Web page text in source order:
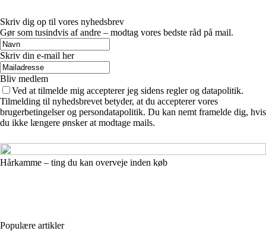
Skriv dig op til vores nyhedsbrev
Gør som tusindvis af andre – modtag vores bedste råd på mail.
Skriv din e-mail her
Bliv medlem
Ved at tilmelde mig accepterer jeg sidens regler og datapolitik.
Tilmelding til nyhedsbrevet betyder, at du accepterer vores
brugerbetingelser og persondatapolitik. Du kan nemt framelde dig, hvis
du ikke længere ønsker at modtage mails.
Hårkamme – ting du kan overveje inden køb
Populære artikler